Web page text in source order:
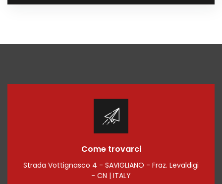
Come trovarci
Strada Vottignasco 4 - SAVIGLIANO - Fraz. Levaldigi
- CN | ITALY